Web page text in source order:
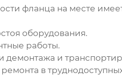
фланца на месте
оборудования.
работы.
демонтажа и
в